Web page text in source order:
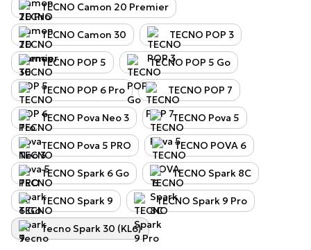
TECNO Camon 20 Premier
TECNO Camon 30 TECNO POP 3
TECNO POP 5 TECNO POP 5 Go
TECNO POP 6 Pro TECNO POP 7
TECNO Pova Neo 3 TECNO Pova 5
TECNO Pova 5 PRO TECNO POVA 6
TECNO Spark 6 Go TECNO Spark 8C
TECNO Spark 9 TECNO Spark 9 Pro
Tecno Spark 30 (KL6)